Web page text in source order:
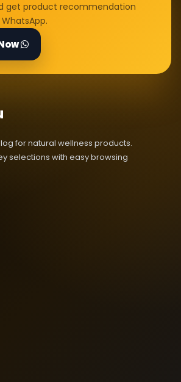
get product recommendation
for natural wellness products.
selections with easy browsing